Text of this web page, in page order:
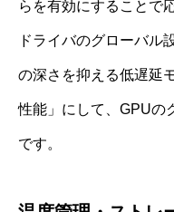
らを有効にすることで
ドライバのグローバル
の深さを抑える低遅延
性能」にして、GPUの
です。